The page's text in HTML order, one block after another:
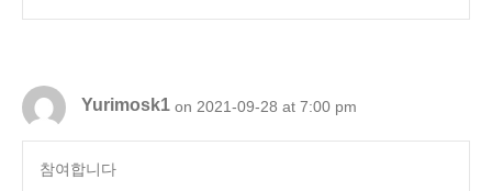
Yurimosk1 on 2021-09-28 at 7:00 pm
참여합니다